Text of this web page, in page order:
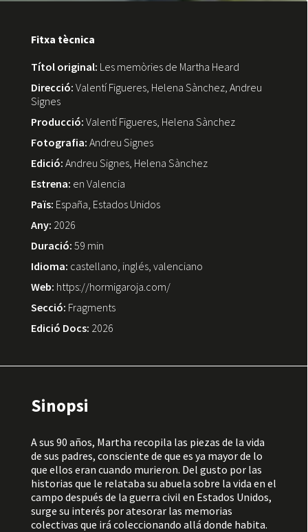
Fitxa tècnica
Títol original: Les memòries de Martha Heard
Direcció: Valentí Figueres, Helena Sànchez, Andreu
Signes
Producció: Valentí Figueres, Helena Sànchez
Fotografia: Andreu Signes
Edició: Andreu Signes, Helena Sànchez
Estrena: en Valencia
Païs: España, Estados Unidos
Any: 2026
Duració: 59 min
Idioma: castellano, inglés, valenciano
Web: https://hormigaroja.com/
Secció: Fragments
Edició Docs: 2026
Sinopsi
A sus 90 años, Martha recopila las piezas de la vida
de sus padres, consciente de que es ya mayor de lo
que ellos eran cuando murieron. Del gusto por las
historias que le relataba su abuela sobre la vida en el
campo después de la guerra civil en Estados Unidos,
surge su interés por atesorar las memorias
colectivas que irá coleccionando allá donde habita.